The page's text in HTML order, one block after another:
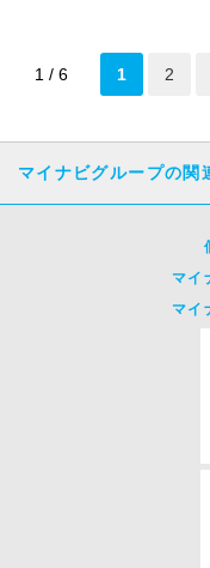
1 / 6 1 2
マイナビグループの関
マイ
マイ